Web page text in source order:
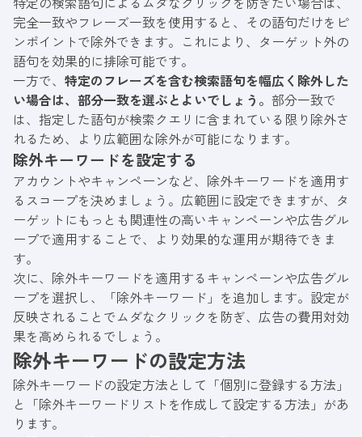
完全一致やフレーズ一致を使用すると、その語句だけをピ
ンポイントで除外できます。これにより、ターゲット外の
語句を効果的に排除可能です。
一方で、 特定のフレーズを含む検索語句を幅広く除外した
い場合は、部分一致を選ぶとよいでしょう。 部分一致で
は、指定した語句が検索クエリに含まれている限り除外さ
れるため、より広範囲な除外が可能になります。
除外キーワードを設定する
アカウントやキャンペーンなど、除外キーワードを適用す
るスコープを決めましょう。広範囲に設定できますが、タ
ーゲットにもっとも関連性の高いキャンペーンや広告グル
ープで適用することで、より効果的な運用が期待できま
す。
次に、除外キーワードを適用するキャンペーンや広告グル
ープを選択し、「除外キーワード」を追加します。設定が
反映されることでムダなクリックを防ぎ、広告の費用対効
果を高められるでしょう。
除外キーワードの設定方法
除外キーワードの設定方法として「個別に登録する方法」
と「除外キーワードリストを作成して設定する方法」があ
ります。